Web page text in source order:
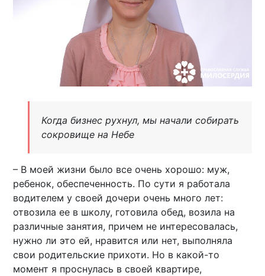
Когда бизнес рухнул, мы начали собирать
сокровище на Небе
– В моей жизни было все очень хорошо: муж,
ребенок, обеспеченность. По сути я работала
водителем у своей дочери очень много лет:
отвозила ее в школу, готовила обед, возила на
различные занятия, причем не интересовалась,
нужно ли это ей, нравится или нет, выполняла
свои родительские прихоти. Но в какой-то
момент я проснулась в своей квартире,